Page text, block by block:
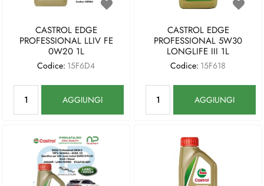
CASTROL EDGE
PROFESSIONAL LLIV FE
0W20 1L
Codice: 15F6D4
AGGIUNGI
CASTROL EDGE
PROFESSIONAL 5W30
LONGLIFE III 1L
Codice: 15F618
AGGIUNGI